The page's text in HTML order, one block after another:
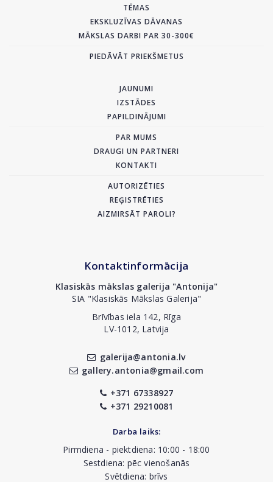
TĒMAS
EKSKLUZĪVAS DĀVANAS
MĀKSLAS DARBI PAR 30-300€
PIEDĀVĀT PRIEKŠMETUS
JAUNUMI
IZSTĀDES
PAPILDINĀJUMI
PAR MUMS
DRAUGI UN PARTNERI
KONTAKTI
AUTORIZĒTIES
REĢISTRĒTIES
AIZMIRSĀT PAROLI?
Kontaktinformācija
Klasiskās mākslas galerija "Antonija"
SIA "Klasiskās Mākslas Galerija"
Brīvības iela 142, Rīga
LV-1012, Latvija
galerija@antonia.lv
gallery.antonia@gmail.com
+371 67338927
+371 29210081
Darba laiks:
Pirmdiena - piektdiena: 10:00 - 18:00
Sestdiena: pēc vienošanās
Svētdiena: brīvs